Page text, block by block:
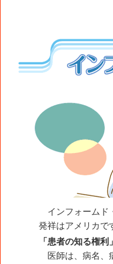
インフォームド
発祥はアメリカで
「患者の知る権利
医師は、病名、